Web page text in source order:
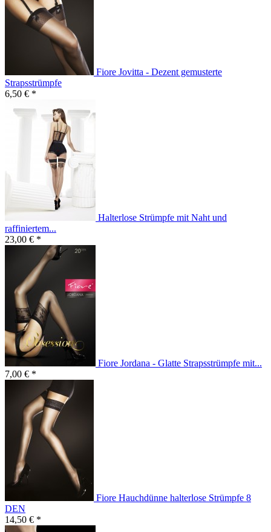
Fiore Jovitta - Dezent gemusterte
Strapsstrümpfe
6,50 € *
Halterlose Strümpfe mit Naht und
raffiniertem...
23,00 € *
Fiore Jordana - Glatte Strapsstrümpfe mit...
7,00 € *
Fiore Hauchdünne halterlose Strümpfe 8
DEN
14,50 € *